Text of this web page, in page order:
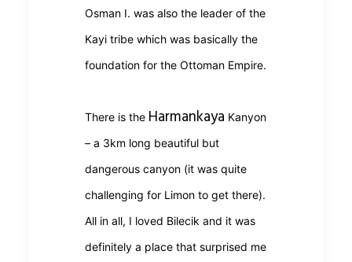
Osman I. was also the leader of the
Kayi tribe which was basically the
foundation for the Ottoman Empire.
There is the Harmankaya Kanyon
– a 3km long beautiful but
dangerous canyon (it was quite
challenging for Limon to get there).
All in all, I loved Bilecik and it was
definitely a place that surprised me